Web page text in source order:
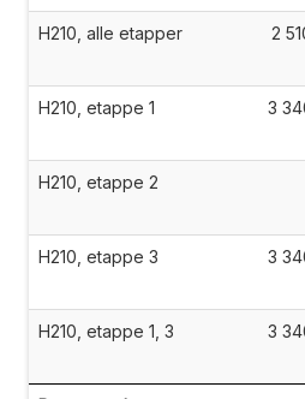
H210, alle etapper 2
H210, etappe 1 3
H210, etappe 2
H210, etappe 3 3
H210, etappe 1, 3 3